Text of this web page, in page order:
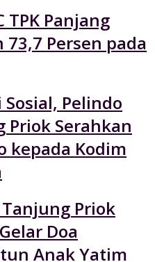
TPK Panjang
Persen pada
Pelindo
Priok Serahkan
kepada Kodim
Priok
Doa
Anak Yatim